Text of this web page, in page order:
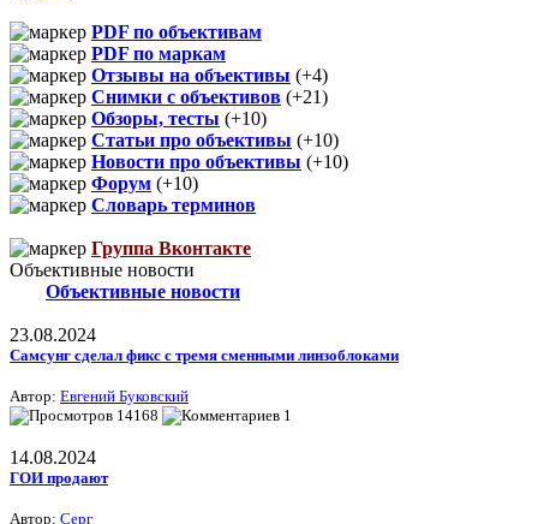
PDF по объективам
PDF по маркам
Отзывы на объективы (+4)
Снимки с объективов (+21)
Обзоры, тесты (+10)
Статьи про объективы (+10)
Новости про объективы (+10)
Форум (+10)
Словарь терминов
Группа Вконтакте
Объективные новости
Объективные новости
23.08.2024
Самсунг сделал фикс с тремя сменными линзоблоками
Автор: Евгений Буковский
14168
1
14.08.2024
ГОИ продают
Автор: Серг